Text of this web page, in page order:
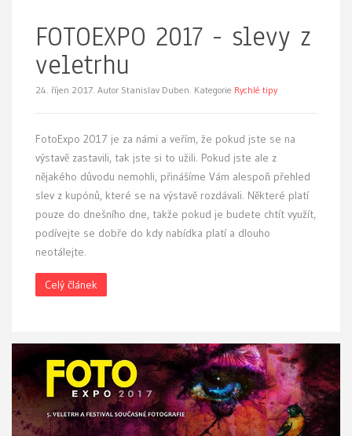
FOTOEXPO 2017 - slevy z
veletrhu
24. říjen 2017. Autor Stanislav Duben. Kategorie Rychlé tipy
FotoExpo 2017 je za námi a veřím, že pokud jste se na
výstavě zastavili, tak jste si to užili. Pokud jste ale z
nějakého důvodu nemohli, přinášíme Vám alespoň přehled
slev z kupónů, které se na výstavě rozdávali. Některé platí
pouze do dnešního dne, takže pokud je budete chtít využít,
podívejte se dobře do kdy nabídka platí a dlouho
neotálejte.
Celý článek